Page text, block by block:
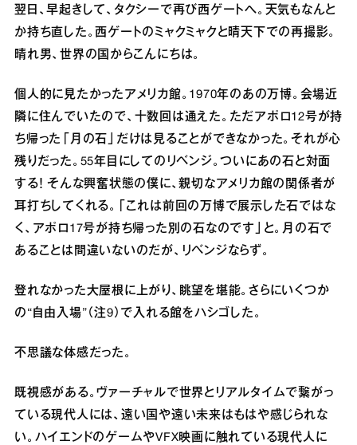
翌日、早起きして、タクシーで再び西ゲートへ。天気もなんと
か持ち直した。西ゲートのミャクミャクと晴天下での再撮影。
晴れ男、世界の国からこんにちは。
個人的に見たかったアメリカ館。1970年のあの万博。会場近
隣に住んでいたので、十数回は通えた。ただアポロ12号が持
ち帰った「月の石」だけは見ることができなかった。それが心
残りだった。55年目にしてのリベンジ。ついにあの石と対面
する！ そんな興奮状態の僕に、親切なアメリカ館の関係者が
耳打ちしてくれる。「これは前回の万博で展示した石ではな
く、アポロ17号が持ち帰った別の石なのです」と。月の石で
あることは間違いないのだが、リベンジならず。
登れなかった大屋根に上がり、眺望を堪能。さらにいくつか
の“自由入場”（注9）で入れる館をハシゴした。
不思議な体感だった。
既視感がある。ヴァーチャルで世界とリアルタイムで繋がっ
ている現代人には、遠い国や遠い未来はもはや感じられな
い。ハイエンドのゲームやVFX映画に触れている現代人に